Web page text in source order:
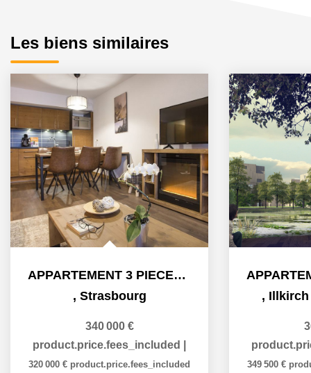
Les biens similaires
APPARTEMENT 3 PIECES - PROGRAMME QUARTIER DU DANUBE A...
, Strasbourg
340 000 €
product.price.fees_included
320 000 € product.price.fees_included
, Illkirch
349 500 €